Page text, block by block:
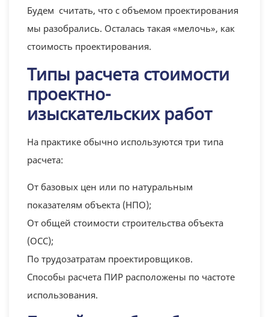
Будем считать, что с объемом проектирования
мы разобрались. Осталась такая «мелочь», как
стоимость проектирования.
Типы расчета стоимости
проектно-
изыскательских работ
На практике обычно используются три типа
расчета:
От базовых цен или по натуральным
показателям объекта (НПО);
От общей стоимости строительства объекта
(ОСС);
По трудозатратам проектировщиков.
Способы расчета ПИР расположены по частоте
использования.